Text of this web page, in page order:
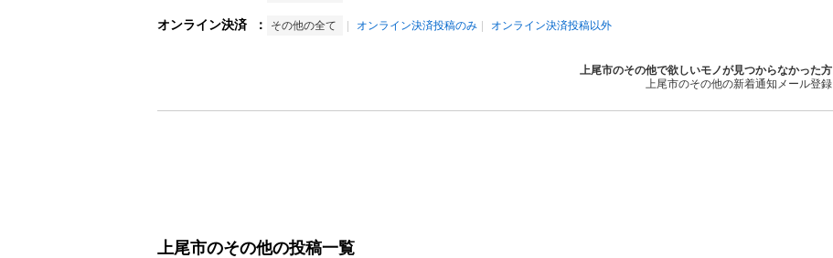
オンライン決済 ： その他の全て オンライン決済投稿のみ オンライン決済投稿以外
上尾市のその他で欲しいモノが見つからなかった方
上尾市のその他の新着通知メール登録
上尾市のその他の投稿一覧